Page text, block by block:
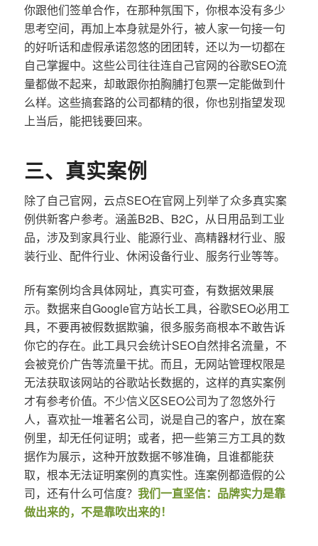
你跟他们签单合作，在那种氛围下，你根本没有多少
思考空间，再加上本身就是外行，被人家一句接一句
的好听话和虚假承诺忽悠的团团转，还以为一切都在
自己掌握中。这些公司往往连自己官网的谷歌SEO流
量都做不起来，却敢跟你拍胸脯打包票一定能做到什
么样。这些搞套路的公司都精的很，你也别指望发现
上当后，能把钱要回来。
三、真实案例
除了自己官网，云点SEO在官网上列举了众多真实案
例供新客户参考。涵盖B2B、B2C，从日用品到工业
品，涉及到家具行业、能源行业、高精器材行业、服
装行业、配件行业、休闲设备行业、服务行业等等。
所有案例均含具体网址，真实可查，有数据效果展
示。数据来自Google官方站长工具，谷歌SEO必用工
具，不要再被假数据欺骗，很多服务商根本不敢告诉
你它的存在。此工具只会统计SEO自然排名流量，不
会被竞价广告等流量干扰。而且，无网站管理权限是
无法获取该网站的谷歌站长数据的，这样的真实案例
才有参考价值。不少信义区SEO公司为了忽悠外行
人，喜欢扯一堆著名公司，说是自己的客户，放在案
例里，却无任何证明；或者，把一些第三方工具的数
据作为展示，这种开放数据不够准确，且谁都能获
取，根本无法证明案例的真实性。连案例都造假的公
司，还有什么可信度？ 我们一直坚信：品牌实力是靠
做出来的，不是靠吹出来的！